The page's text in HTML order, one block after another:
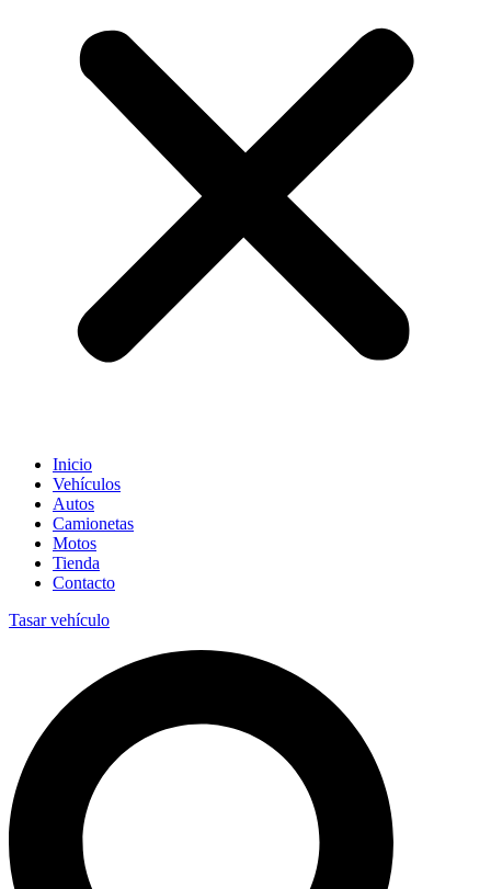
Inicio
Vehículos
Autos
Camionetas
Motos
Tienda
Contacto
Tasar vehículo